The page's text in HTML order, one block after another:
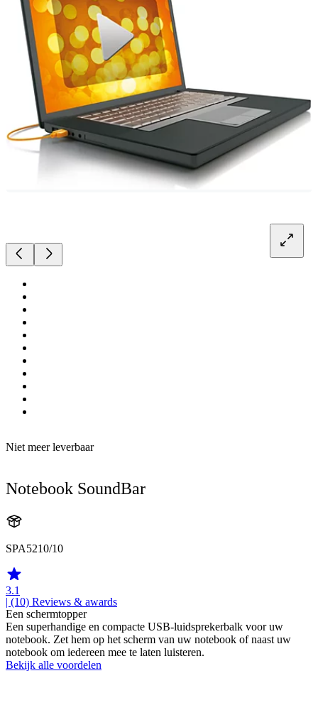
Niet meer leverbaar
Notebook SoundBar
SPA5210/10
3.1
| (10) Reviews & awards
Een schermtopper
Een superhandige en compacte USB-luidsprekerbalk voor uw
notebook. Zet hem op het scherm van uw notebook of naast uw
notebook om iedereen mee te laten luisteren.
Bekijk alle voordelen